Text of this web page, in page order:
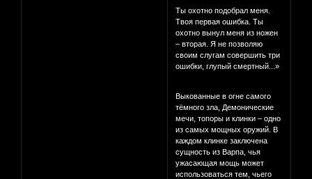
Ты охотно подобрал меня.
Твоя первая ошибка. Ты
охотно вынул меня из ножен
– вторая. Я не позволяю
своим слугам совершить три
ошибки, глупый смертный...»
Выкованные в огне самого
тёмного зла, Демонические
мечи, топоры и клинки – одно
из самых мощных оружий. В
каждом клинке заключена
сущность из Варпа, чья
ужасающая мощь может
использоваться тем, чьего